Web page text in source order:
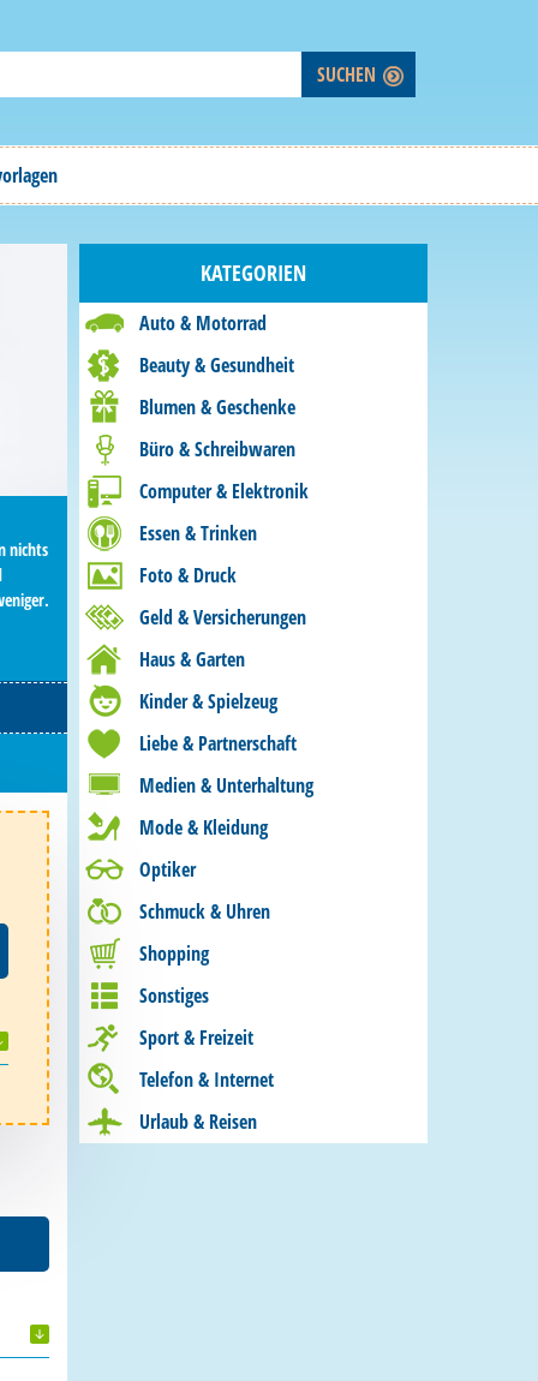
nichts
KATEGORIEN
Auto & Motorrad
Beauty & Gesundheit
Blumen & Geschenke
Büro & Schreibwaren
Computer & Elektronik
Essen & Trinken
Foto & Druck
Geld & Versicherungen
Haus & Garten
Kinder & Spielzeug
Liebe & Partnerschaft
Medien & Unterhaltung
Mode & Kleidung
Optiker
Schmuck & Uhren
Shopping
Sonstiges
Sport & Freizeit
Telefon & Internet
Urlaub & Reisen